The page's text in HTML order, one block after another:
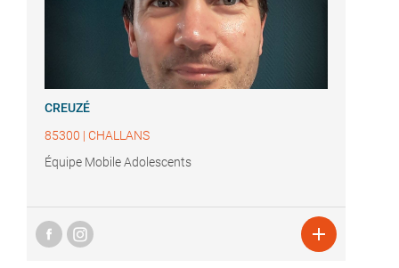
CREUZÉ
85300 | CHALLANS
Équipe Mobile Adolescents
